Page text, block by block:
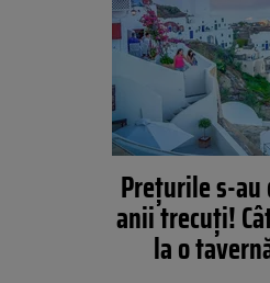
Prețurile s-
anii trecuți!
la o